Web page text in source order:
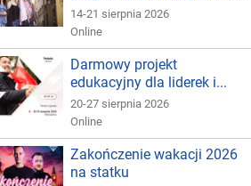
14-21 sierpnia 2026
Online
Darmowy projekt
edukacyjny dla liderek i...
20-27 sierpnia 2026
Online
Zakończenie wakacji 2026
na statku